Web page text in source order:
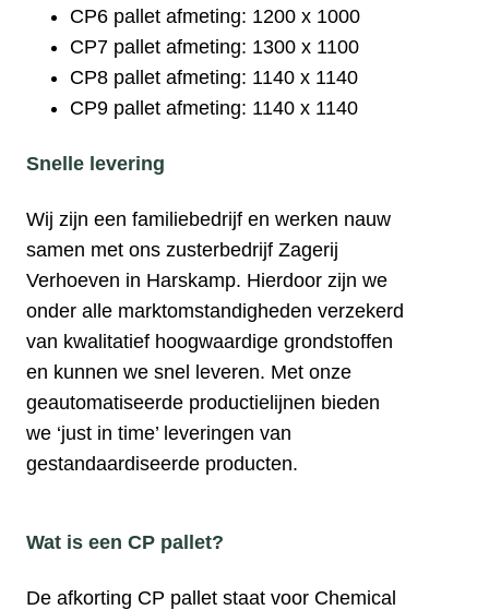
CP6 pallet afmeting: 1200 x 1000
CP7 pallet afmeting: 1300 x 1100
CP8 pallet afmeting: 1140 x 1140
CP9 pallet afmeting: 1140 x 1140
Snelle levering
Wij zijn een familiebedrijf en werken nauw
samen met ons zusterbedrijf Zagerij
Verhoeven in Harskamp. Hierdoor zijn we
onder alle marktomstandigheden verzekerd
van kwalitatief hoogwaardige grondstoffen
en kunnen we snel leveren. Met onze
geautomatiseerde productielijnen bieden
we ‘just in time’ leveringen van
gestandaardiseerde producten.
Wat is een CP pallet?
De afkorting CP pallet staat voor Chemical